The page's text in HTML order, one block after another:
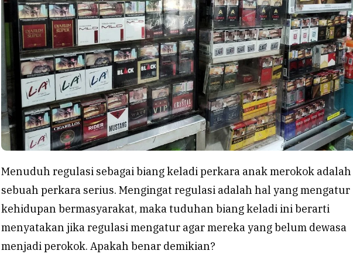
Menuduh regulasi sebagai biang keladi perkara anak merokok adalah
sebuah perkara serius. Mengingat regulasi adalah hal yang mengatur
kehidupan bermasyarakat, maka tuduhan biang keladi ini berarti
menyatakan jika regulasi mengatur agar mereka yang belum dewasa
menjadi perokok. Apakah benar demikian?